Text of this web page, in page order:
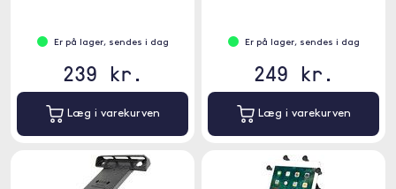
Er på lager, sendes i dag
239 kr.
Læg i varekurven
Er på lager, sendes i dag
249 kr.
Læg i varekurven